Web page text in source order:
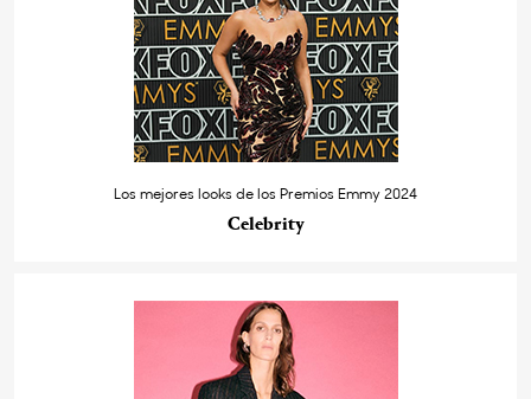
Los mejores looks de los Premios Emmy 2024
Celebrity